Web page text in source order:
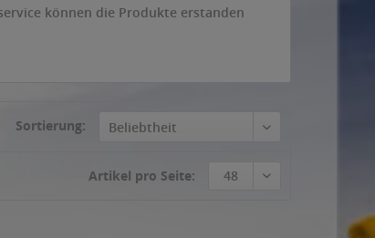
können die Produkte erstanden
Sortierung: Beliebtheit
Artikel pro Seite: 48